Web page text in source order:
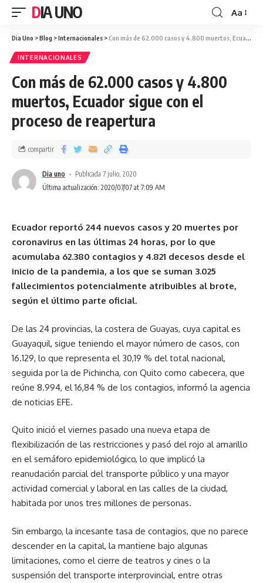
DIA UNO Aa
Dia Uno >Blog >Internacionales >Con más de 62.000 casos y 4.800 muertos, Ecuador sigue con el proceso de reapertura
INTERNACIONALES
Con más de 62.000 casos y 4.800
muertos, Ecuador sigue con el
proceso de reapertura
Última actualización: 2020/07/07 at 7:09 AM
Dia uno Publicada 7 julio, 2020
compartir
Ecuador reportó 244 nuevos casos y 20 muertes por
coronavirus en las últimas 24 horas, por lo que
acumulaba 62.380 contagios y 4.821 decesos desde el
inicio de la pandemia, a los que se suman 3.025
fallecimientos potencialmente atribuibles al brote,
según el último parte oficial.
De las 24 provincias, la costera de Guayas, cuya capital es
Guayaquil, sigue teniendo el mayor número de casos, con
16.129, lo que representa el 30,19 % del total nacional,
seguida por la de Pichincha, con Quito como cabecera, que
reúne 8.994, el 16,84 % de los contagios, informó la agencia
de noticias EFE.
Quito inició el viernes pasado una nueva etapa de
flexibilización de las restricciones y pasó del rojo al amarillo
en el semáforo epidemiológico, lo que implicó la
reanudación parcial del transporte público y una mayor
actividad comercial y laboral en las calles de la ciudad,
habitada por unos tres millones de personas.
Sin embargo, la incesante tasa de contagios, que no parece
descender en la capital, la mantiene bajo algunas
limitaciones, como el cierre de teatros y cines o la
suspensión del transporte interprovincial, entre otras